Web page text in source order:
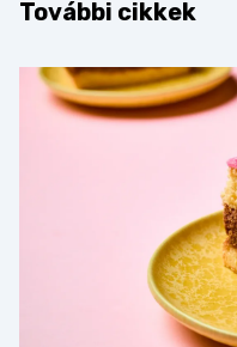
További cikkek